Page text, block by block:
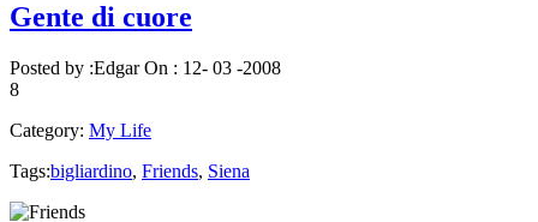
Gente di cuore
Posted by :EdgarOn : 12- 03 -2008
8
Category: My Life
Tags:bigliardino, Friends, Siena